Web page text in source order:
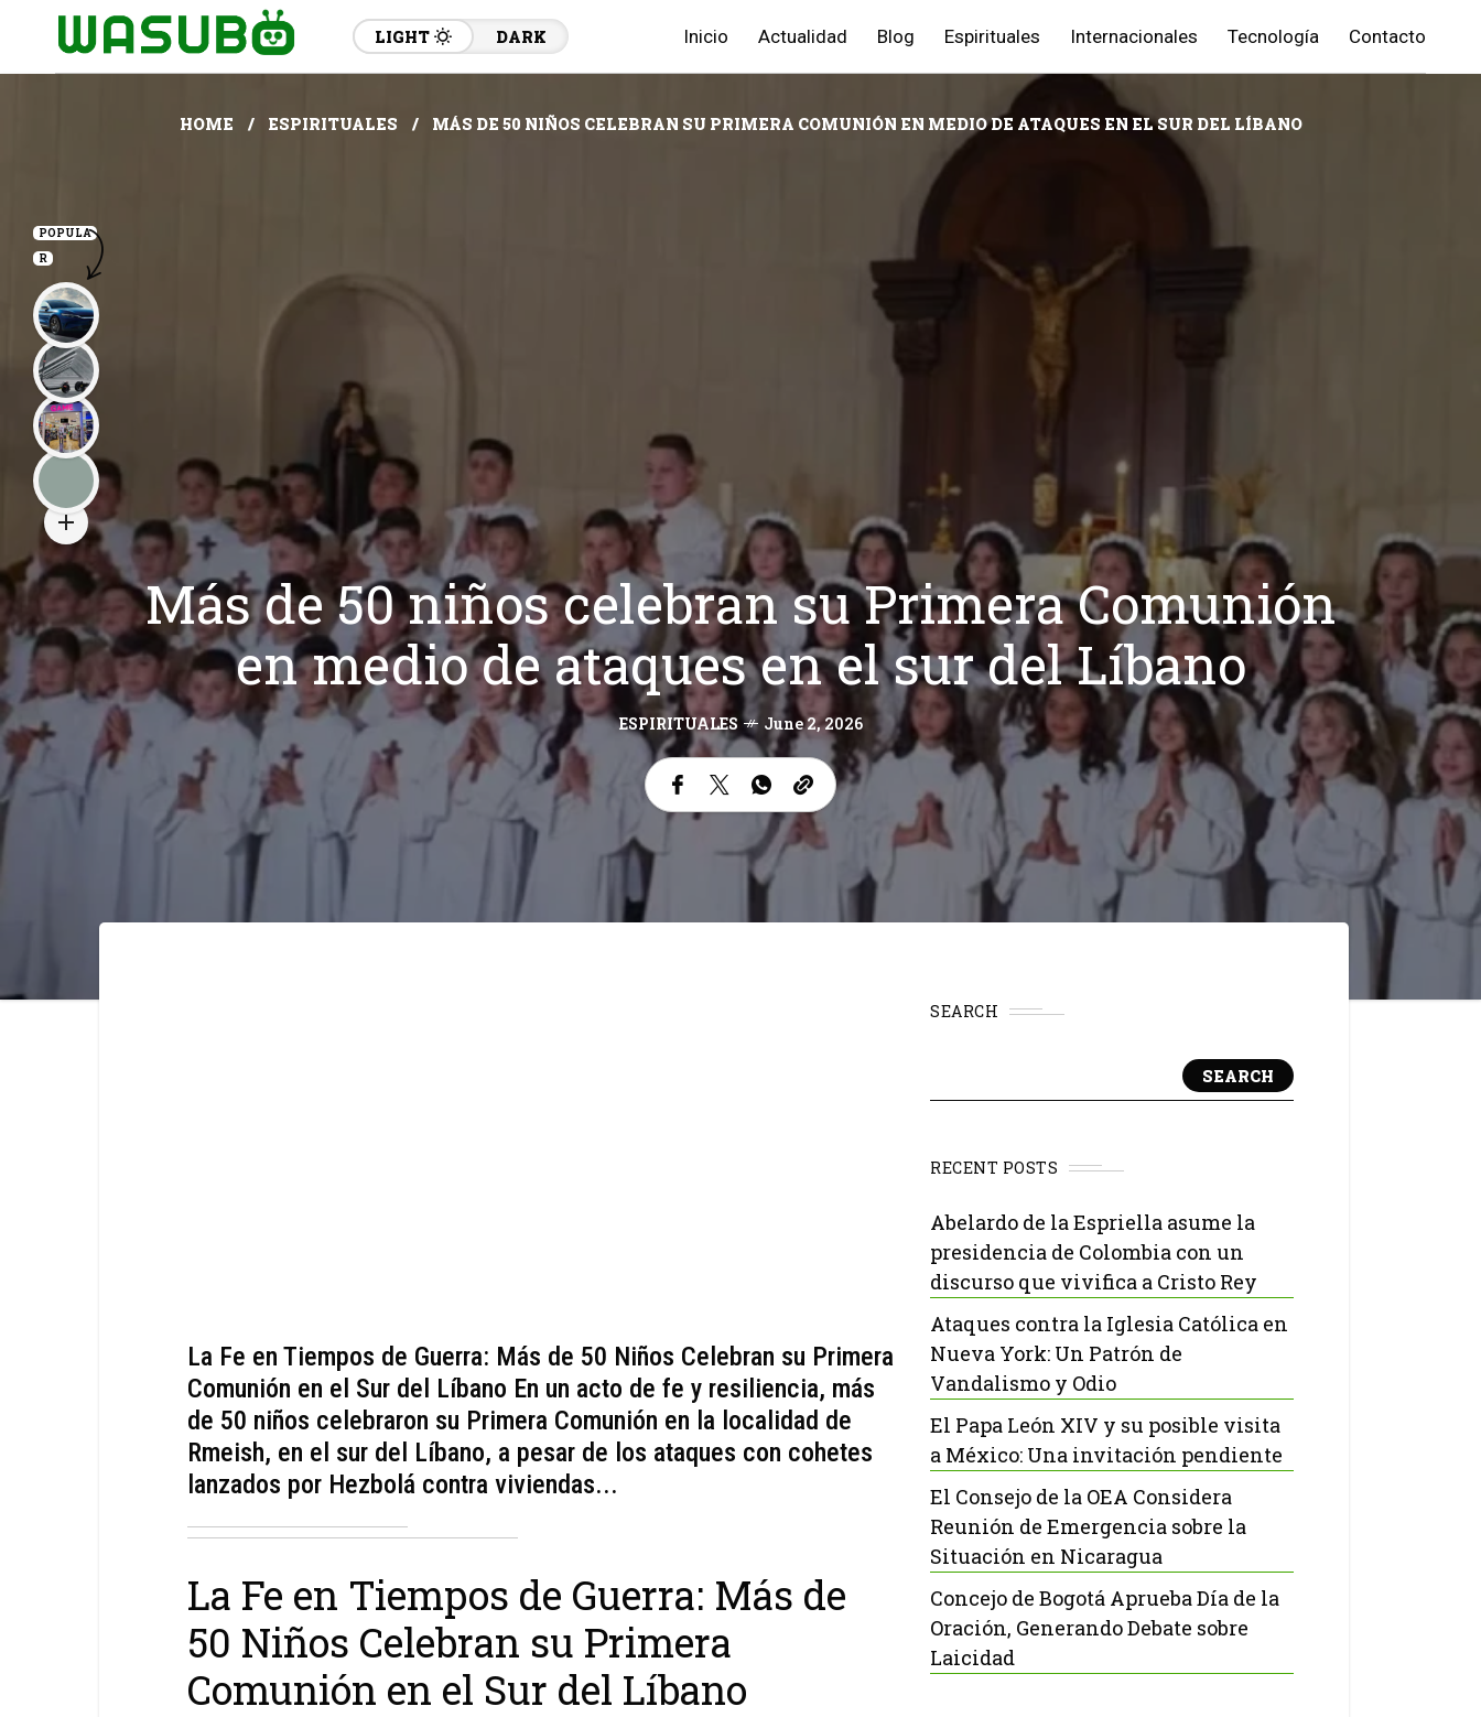
LIGHT DARK Inicio Actualidad Blog Espirituales Internacionales Tecnología Contacto
HOME ESPIRITUALES MÁS DE 50 NIÑOS CELEBRAN SU PRIMERA COMUNIÓN EN MEDIO DE ATAQUES EN EL SUR DEL LÍBANO
Más de 50 niños celebran su Primera Comunión
en medio de ataques en el sur del Líbano
ESPIRITUALES June 2, 2026
La Fe en Tiempos de Guerra: Más de 50 Niños Celebran su Primera
Comunión en el Sur del Líbano En un acto de fe y resiliencia, más
de 50 niños celebraron su Primera Comunión en la localidad de
Rmeish, en el sur del Líbano, a pesar de los ataques con cohetes
lanzados por Hezbolá contra viviendas...
La Fe en Tiempos de Guerra: Más de
50 Niños Celebran su Primera
Comunión en el Sur del Líbano
SEARCH
SEARCH
RECENT POSTS
Abelardo de la Espriella asume la
presidencia de Colombia con un
discurso que vivifica a Cristo Rey
Ataques contra la Iglesia Católica en
Nueva York: Un Patrón de
Vandalismo y Odio
El Papa León XIV y su posible visita
a México: Una invitación pendiente
El Consejo de la OEA Considera
Reunión de Emergencia sobre la
Situación en Nicaragua
Concejo de Bogotá Aprueba Día de la
Oración, Generando Debate sobre
Laicidad
POPULA
R